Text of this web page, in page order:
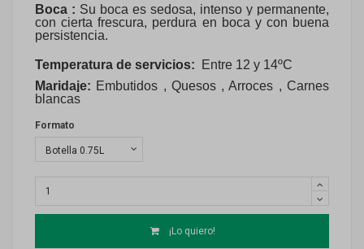
Boca : Su boca es sedosa, intenso y permanente,
con cierta frescura, perdura en boca y con buena
persistencia.
Temperatura de servicios:
Entre 12 y 14ºC
Maridaje: Embutidos , Quesos , Arroces , Carnes
blancas
Formato
¡Lo quiero!